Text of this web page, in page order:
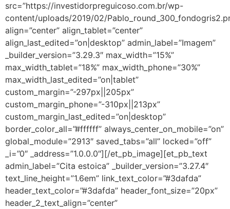
src=”https://investidorpreguicoso.com.br/wp-
content/uploads/2019/02/
align=”center” align_tablet=”center”
align_last_edited=”on|desktop” admin_label=”Imagem”
_builder_version=”3.29.3″ max_width=”15%”
max_width_tablet=”18%” max_width_phone=”30%”
max_width_last_edited=”on|tablet”
custom_margin=”-297px||205px”
custom_margin_phone=”-310px||213px”
custom_margin_last_edited=”on|desktop”
border_color_all=”#ffffff” always_center_on_mobile=”on”
global_module=”2913″ saved_tabs=”all” locked=”off”
_i=”0″ _address=”1.0.0.0″][/et_pb_image][et_pb_text
admin_label=”Cita estoica” _builder_version=”3.27.4″
text_line_height=”1.6em” link_text_color=”#3dafda”
header_text_color=”#3dafda” header_font_size=”20px”
header_2_text_align=”center”